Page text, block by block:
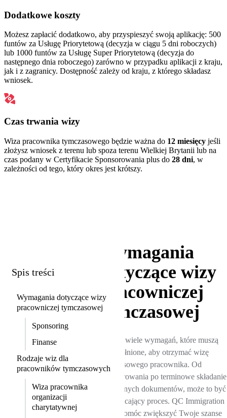
Dodatkowe koszty
Możesz zapłacić dodatkowo, aby przyspieszyć swoją aplikację: 500
funtów za Usługę Priorytetową (decyzja w ciągu 5 dni roboczych)
lub 1000 funtów za Usługę Super Priorytetową (decyzja do
następnego dnia roboczego) zarówno w przypadku aplikacji z kraju,
jak i z zagranicy. Dostępność zależy od kraju, z którego składasz
wniosek.
Czas trwania wizy
Wiza pracownika tymczasowego będzie ważna do 12 miesięcy jeśli
złożysz wniosek z terenu lub spoza terenu Wielkiej Brytanii lub na
czas podany w Certyfikacie Sponsorowania plus do 28 dni, w
zależności od tego, który okres jest krótszy.
Spis treści
Wymagania dotyczące wizy
pracowniczej tymczasowej
Sponsoring
Finanse
Rodzaje wiz dla
pracowników tymczasowych
Wiza pracownika
organizacji
charytatywnej
Wymagania
dotyczące wizy
pracowniczej
tymczasowej
Istnieje wiele wymagań, które muszą
być spełnione, aby otrzymać wizę
tymczasowego pracownika. Od
sponsorowania po terminowe składanie
określonych dokumentów, może to być
zniechęcający proces. QC Immigration
może pomóc zwiększyć Twoje szanse